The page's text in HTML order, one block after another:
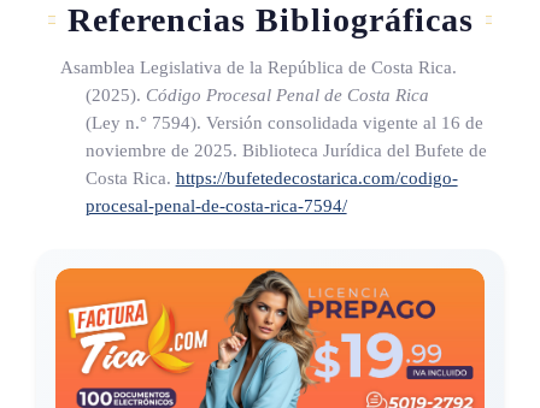
Referencias Bibliográficas
Asamblea Legislativa de la República de Costa Rica.
(2025). Código Procesal Penal de Costa Rica
(Ley n.° 7594). Versión consolidada vigente al 16 de
noviembre de 2025. Biblioteca Jurídica del Bufete de
Costa Rica. https://bufetedecostarica.com/codigo-
procesal-penal-de-costa-rica-7594/